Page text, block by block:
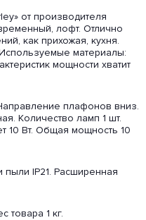
от производителя
лофт. Отлично
как прихожая, кухня.
материалы:
мощности хватит
плафонов вниз.
Количество ламп 1 шт.
10 Вт. Общая мощность 10
IP21. Расширенная
товара 1 кг.